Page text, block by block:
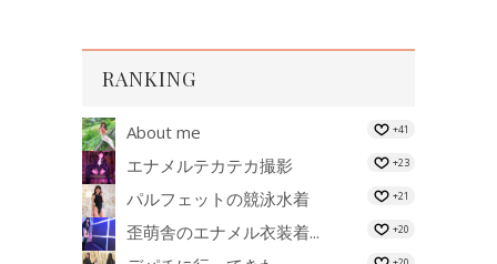
RANKING
About me +41
エナメルテカテカ撮影 +23
パルフェットの競泳水着 +21
歪萌舎のエナメル衣装着... +20